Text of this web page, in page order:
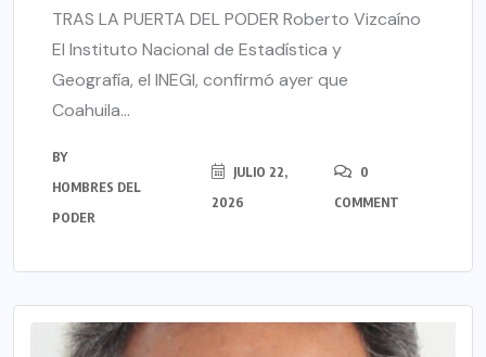
TRAS LA PUERTA DEL PODER Roberto Vizcaíno
El Instituto Nacional de Estadística y
Geografía, el INEGI, confirmó ayer que
Coahuila...
BY
HOMBRES DEL
PODER
JULIO 22,
2026
0
COMMENT